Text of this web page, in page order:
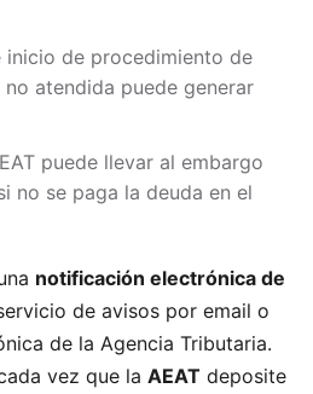
inicio de procedimiento de
atendida puede generar
puede llevar al embargo
no se paga la deuda en el
notificación electrónica de
de avisos por email o
de la Agencia Tributaria.
vez que la AEAT deposite